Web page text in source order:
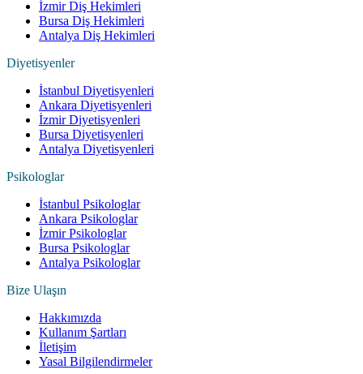
İzmir Diş Hekimleri
Bursa Diş Hekimleri
Antalya Diş Hekimleri
Diyetisyenler
İstanbul Diyetisyenleri
Ankara Diyetisyenleri
İzmir Diyetisyenleri
Bursa Diyetisyenleri
Antalya Diyetisyenleri
Psikologlar
İstanbul Psikologlar
Ankara Psikologlar
İzmir Psikologlar
Bursa Psikologlar
Antalya Psikologlar
Bize Ulaşın
Hakkımızda
Kullanım Şartları
İletişim
Yasal Bilgilendirmeler